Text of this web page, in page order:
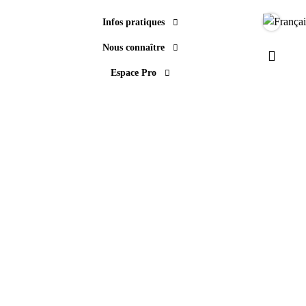
Infos pratiques
Nous connaître
Espace Pro